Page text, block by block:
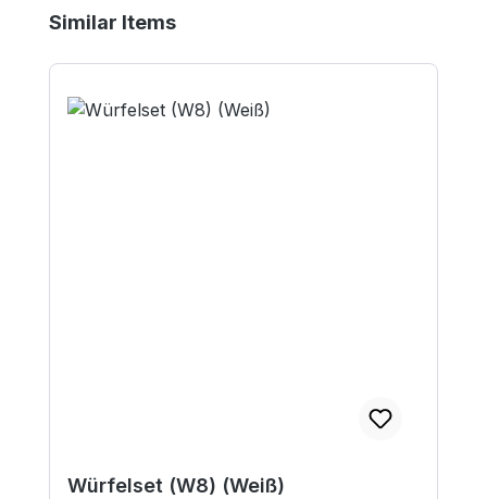
Produktgalerie überspringen
Similar Items
Würfelset (W8) (Weiß)